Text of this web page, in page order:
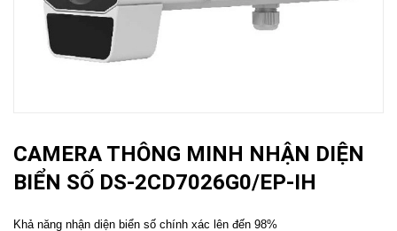
CAMERA THÔNG MINH NHẬN DIỆN
BIỂN SỐ DS-2CD7026G0/EP-IH
Khả năng nhận diện biển số chính xác lên đến 98%